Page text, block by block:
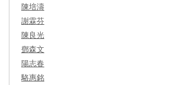
陳培濤
謝霖芬
陳良光
鄧森文
陽志春
駱惠銘